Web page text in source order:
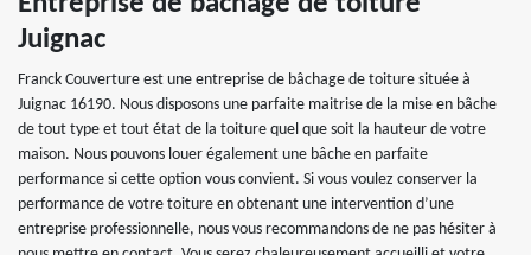
Juignac
Franck Couverture est une entreprise de bâchage de toiture située à
Juignac 16190. Nous disposons une parfaite maitrise de la mise en bâche
de tout type et tout état de la toiture quel que soit la hauteur de votre
maison. Nous pouvons louer également une bâche en parfaite
performance si cette option vous convient. Si vous voulez conserver la
performance de votre toiture en obtenant une intervention d’une
entreprise professionnelle, nous vous recommandons de ne pas hésiter à